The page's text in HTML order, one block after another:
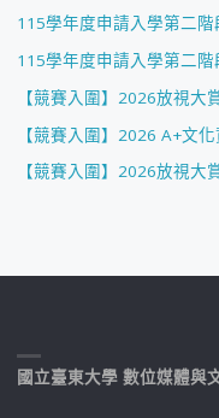
115學年度申請入學第二
115學年度申請入學第二
【競賽入圍】2026放視大
【競賽入圍】2026 A+文
【競賽入圍】2026放視大
國立臺東大學 數位媒體與